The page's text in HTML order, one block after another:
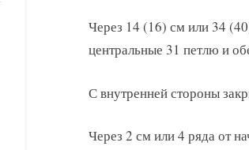
Через 14 (16) см или 34
центральные 31 петлю и
С внутренней стороны
Через 2 см или 4 ряда от